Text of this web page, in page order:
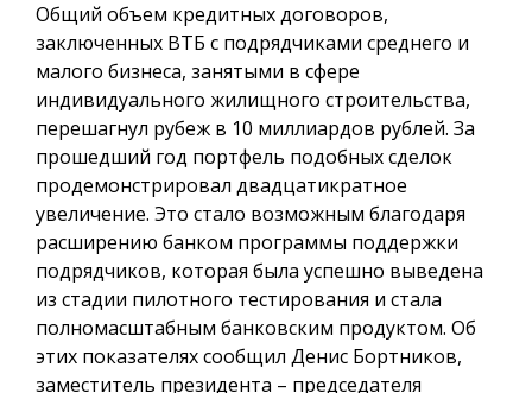
Общий объем кредитных договоров,
заключенных ВТБ с подрядчиками среднего и
малого бизнеса, занятыми в сфере
индивидуального жилищного строительства,
перешагнул рубеж в 10 миллиардов рублей. За
прошедший год портфель подобных сделок
продемонстрировал двадцатикратное
увеличение. Это стало возможным благодаря
расширению банком программы поддержки
подрядчиков, которая была успешно выведена
из стадии пилотного тестирования и стала
полномасштабным банковским продуктом. Об
этих показателях сообщил Денис Бортников,
заместитель президента – председателя